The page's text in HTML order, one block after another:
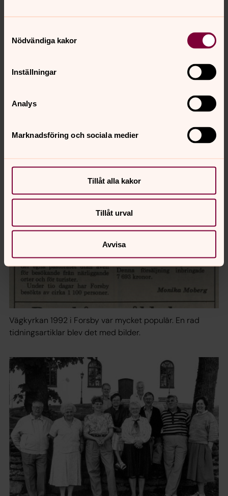
Nödvändiga kakor
Inställningar
Analys
Marknadsföring och sociala medier
Tillåt alla kakor
Tillåt urval
Avvisa
(får det plats så många egentligen?)
Vägkyrkan 1992 i Forsby var mycket populär. En rad
tidningsartiklar blev det med bilder.